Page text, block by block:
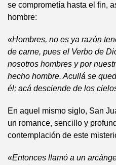
se comprometía hasta el fin,
hombre:
«Hombres, no es ya razón
de carne, pues el Verbo de
nosotros hombres y por
hecho hombre. Acullá se
él; acá desciende de los
En aquel mismo siglo, San
un romance, sencillo y
contemplación de este
«Entonces llamó a un